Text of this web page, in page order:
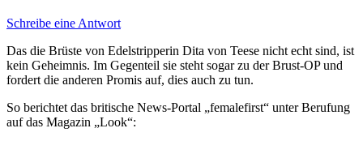
Schreibe eine Antwort
Das die Brüste von Edelstripperin Dita von Teese nicht echt sind, ist
kein Geheimnis. Im Gegenteil sie steht sogar zu der Brust-OP und
fordert die anderen Promis auf, dies auch zu tun.
So berichtet das britische News-Portal „femalefirst“ unter Berufung
auf das Magazin „Look“: